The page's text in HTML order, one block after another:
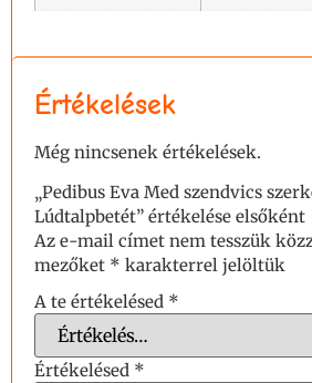
Értékelések
Még nincsenek értékelések.
„Pedibus Eva Med szendvics
Lúdtalpbetét” értékelése elsőként
Az e-mail címet nem tesszük
mezőket * karakterrel jelöltük
A te értékelésed *
Értékelésed *